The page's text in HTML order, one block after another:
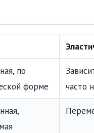
по
форме
часто